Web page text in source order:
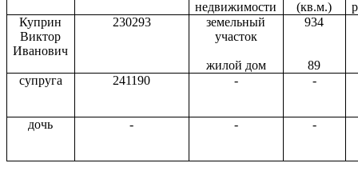
недвижимости
(кв.м.)
Куприн
Виктор
Иванович
230293
земельный
участок
жилой дом
934
89
супруга
241190 - -
дочь - - -